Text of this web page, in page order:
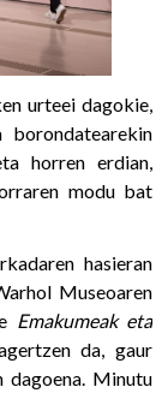
urteei dagokie,
borondatearekin
horren erdian,
modu bat
hasieran
Museoaren
Emakumeak eta
da, gaur
dagoena. Minutu